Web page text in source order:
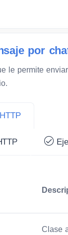
por
le permite
Clase